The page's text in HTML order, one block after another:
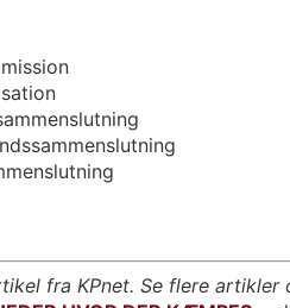
fra KPnet. Se flere artikler